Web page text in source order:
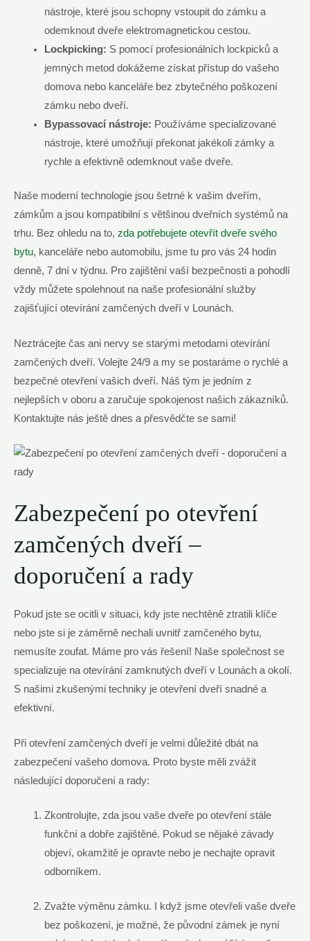
nástroje, které jsou schopny vstoupit do zámku a
odemknout dveře elektromagnetickou cestou.
Lockpicking: S pomocí profesionálních lockpicků a
jemných metod dokážeme získat přístup do vašeho
domova nebo kanceláře bez zbytečného poškození
zámku nebo dveří.
Bypassovací nástroje: Používáme specializované
nástroje, které umožňují překonat jakékoli zámky a
rychle a efektivně odemknout vaše dveře.
Naše moderní technologie jsou šetrné k vašim dveřím,
zámkům a jsou kompatibilní s většinou dveřních systémů na
trhu. Bez ohledu na to, zda potřebujete otevřít dveře svého
bytu, kanceláře nebo automobilu, jsme tu pro vás 24 hodin
denně, 7 dní v týdnu. Pro zajištění vaší bezpečnosti a pohodlí
vždy můžete spolehnout na naše profesionální služby
zajišťující otevírání zamčených dveří v Lounách.
Neztrácejte čas ani nervy se starými metodami otevírání
zamčených dveří. Volejte 24/9 a my se postaráme o rychlé a
bezpečné otevření vašich dveří. Náš tým je jedním z
nejlepších v oboru a zaručuje spokojenost našich zákazníků.
Kontaktujte nás ještě dnes a přesvědčte se sami!
Zabezpečení po otevření
zamčených dveří –
doporučení a rady
Pokud jste se ocitli v situaci, kdy jste nechtěně ztratili klíče
nebo jste si je záměrně nechali uvnitř zamčeného bytu,
nemusíte zoufat. Máme pro vás řešení! Naše společnost se
specializuje na otevírání zamknutých dveří v Lounách a okolí.
S našimi zkušenými techniky je otevření dveří snadné a
efektivní.
Při otevření zamčených dveří je velmi důležité dbát na
zabezpečení vašeho domova. Proto byste měli zvážit
následující doporučení a rady:
Zkontrolujte, zda jsou vaše dveře po otevření stále
funkční a dobře zajištěné. Pokud se nějaké závady
objeví, okamžitě je opravte nebo je nechajte opravit
odborníkem.
Zvažte výměnu zámku. I když jsme otevřeli vaše dveře
bez poškození, je možné, že původní zámek je nyní